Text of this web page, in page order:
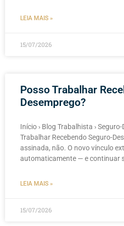
LEIA MAIS »
15/07/2026
Posso Trabalhar
Desemprego?
Início › Blog Trabalhista ›
Trabalhar Recebendo Seguro-
assinada, não. O novo vínculo
automaticamente — e continuar
LEIA MAIS »
15/07/2026